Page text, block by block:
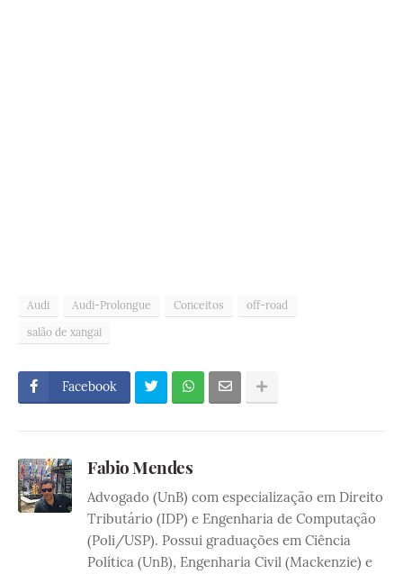
Audi Audi-Prolongue Conceitos
off-road
salão de xangai
Facebook
Fabio Mendes
Advogado (UnB) com especialização em Direito
Tributário (IDP) e Engenharia de Computação
(Poli/USP). Possui graduações em Ciência
Política (UnB), Engenharia Civil (Mackenzie) e